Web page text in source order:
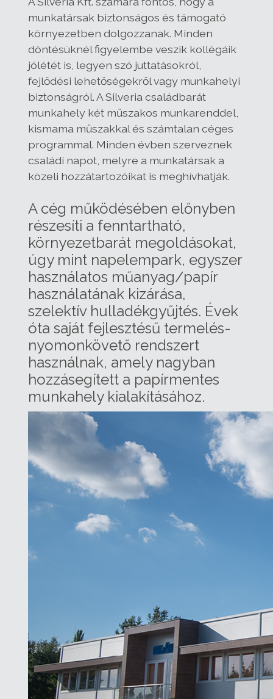
munkatársak biztonságos és támogató
környezetben dolgozzanak. Minden
döntésüknél figyelembe veszik kollégáik
jólétét is, legyen szó juttatásokról,
fejlődési lehetőségekről vagy munkahelyi
biztonságról. A Silveria családbarát
munkahely két műszakos munkarenddel,
kismama műszakkal és számtalan céges
programmal. Minden évben szerveznek
családi napot, melyre a munkatársak a
közeli hozzátartozóikat is meghívhatják.
A cég működésében előnyben
részesíti a fenntartható,
környezetbarát megoldásokat,
úgy mint napelempark, egyszer
használatos műanyag/papír
használatának kizárása,
szelektív hulladékgyűjtés. Évek
óta saját fejlesztésű termelés-
nyomonkövető rendszert
használnak, amely nagyban
hozzásegített a papírmentes
munkahely kialakításához.